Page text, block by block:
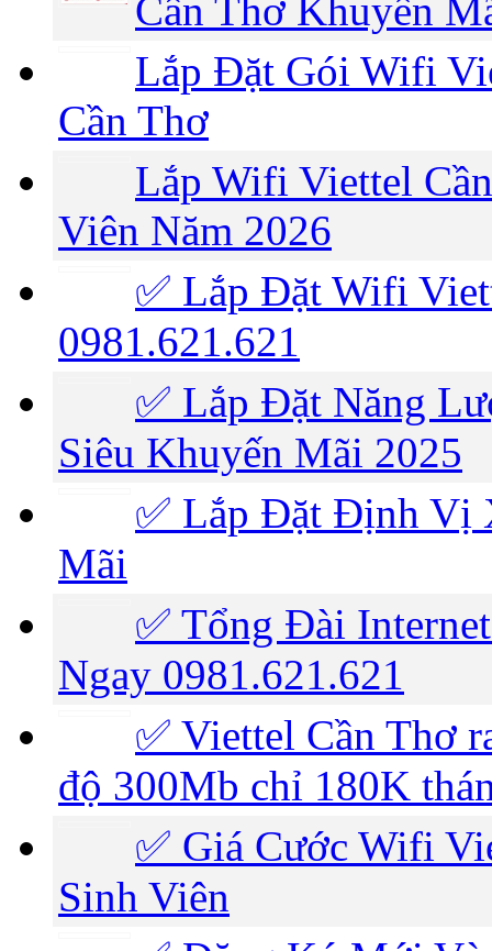
Cần Thơ Khuyến
Lắp Đặt Gói Wifi
Cần Thơ
Lắp Wifi Viettel
Viên Năm 2026
✅ Lắp Đặt Wifi
0981.621.621
✅ Lắp Đặt Năng
Siêu Khuyến Mãi 2025
✅ Lắp Đặt Định Vị
Mãi
✅ Tổng Đài
Ngay 0981.621.621
✅ ‎Viettel Cần Thơ
độ 300Mb chỉ 180K
✅ ‎Giá Cước Wifi
Sinh Viên